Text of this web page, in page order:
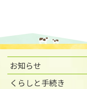
お知らせ
くらしと手続き